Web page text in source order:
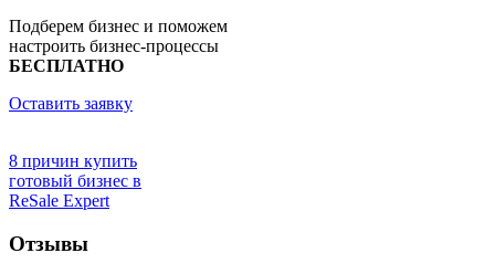
Подберем бизнес и поможем
настроить бизнес-процессы
БЕСПЛАТНО
Оставить заявку
8 причин купить
готовый бизнес в
ReSale Expert
Отзывы